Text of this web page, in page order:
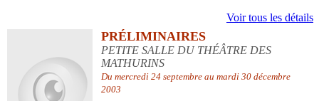
Voir tous les détails
PRÉLIMINAIRES
PETITE SALLE DU THÉÂTRE DES
MATHURINS
Du mercredi 24 septembre au mardi 30 décembre
2003